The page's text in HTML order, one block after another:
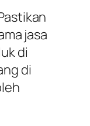
jasa
di
di